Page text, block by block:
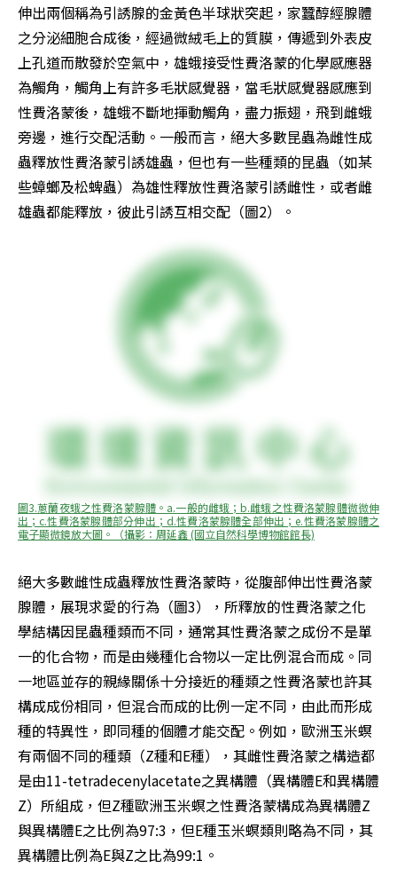
伸出兩個稱為引誘腺的金黃色半球狀突起，家蠶醇經腺體
之分泌細胞合成後，經過微絨毛上的質膜，傳遞到外表皮
上孔道而散發於空氣中，雄蛾接受性費洛蒙的化學感應器
為觸角，觸角上有許多毛狀感覺器，當毛狀感覺器感應到
性費洛蒙後，雄蛾不斷地揮動觸角，盡力振翅，飛到雌蛾
旁邊，進行交配活動。一般而言，絕大多數昆蟲為雌性成
蟲釋放性費洛蒙引誘雄蟲，但也有一些種類的昆蟲（如某
些蟑螂及松蜱蟲）為雄性釋放性費洛蒙引誘雌性，或者雌
雄蟲都能釋放，彼此引誘互相交配（圖2）。
圖3.蔥蘭夜蛾之性費洛蒙腺體。a.一般的雌蛾；b.雌蛾之性費洛蒙腺體微微伸
出；c.性費洛蒙腺體部分伸出；d.性費洛蒙腺體全部伸出；e.性費洛蒙腺體之
電子顯微鏡放大圖。（攝影：周延鑫 (國立自然科學博物館館長)
絕大多數雌性成蟲釋放性費洛蒙時，從腹部伸出性費洛蒙
腺體，展現求愛的行為（圖3），所釋放的性費洛蒙之化
學結構因昆蟲種類而不同，通常其性費洛蒙之成份不是單
一的化合物，而是由幾種化合物以一定比例混合而成。同
一地區並存的親緣關係十分接近的種類之性費洛蒙也許其
構成成份相同，但混合而成的比例一定不同，由此而形成
種的特異性，即同種的個體才能交配。例如，歐洲玉米螟
有兩個不同的種類（Z種和E種），其雌性費洛蒙之構造都
是由11-tetradecenylacetate之異構體（異構體E和異構體
Z）所組成，但Z種歐洲玉米螟之性費洛蒙構成為異構體Z
與異構體E之比例為97:3，但E種玉米螟類則略為不同，其
異構體比例為E與Z之比為99:1。